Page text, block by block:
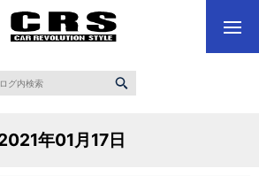
年01月17日